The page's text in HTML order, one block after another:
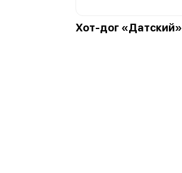
Хот-дог «Датский»